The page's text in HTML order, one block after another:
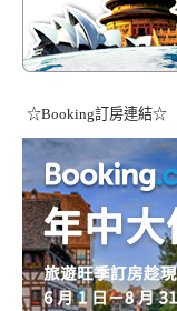
☆Booking訂房連結☆